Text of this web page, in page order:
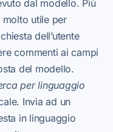
dal modello. Più
utile per
dell’utente
commenti ai campi
del modello.
per linguaggio
Invia ad un
in linguaggio